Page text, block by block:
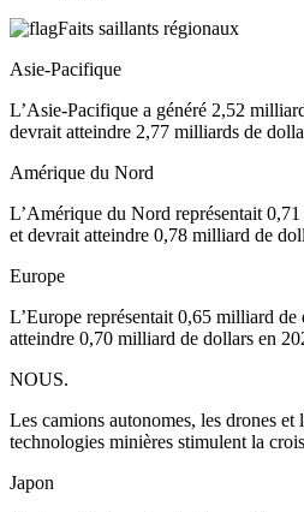
Faits saillants régionaux
Asie-Pacifique
L’Asie-Pacifique a généré 2,52
devrait atteindre 2,77 milliards de
Amérique du Nord
L’Amérique du Nord représentait
et devrait atteindre 0,78 milliard de
Europe
L’Europe représentait 0,65 milliard
atteindre 0,70 milliard de dollars en
NOUS.
Les camions autonomes, les drones et
technologies minières stimulent la
Japon